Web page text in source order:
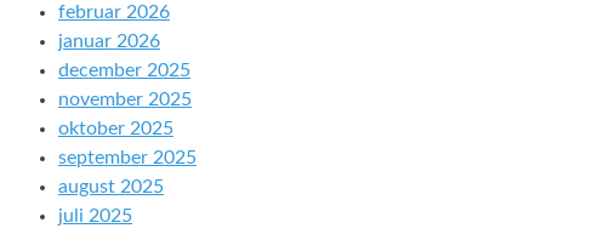
februar 2026
januar 2026
december 2025
november 2025
oktober 2025
september 2025
august 2025
juli 2025